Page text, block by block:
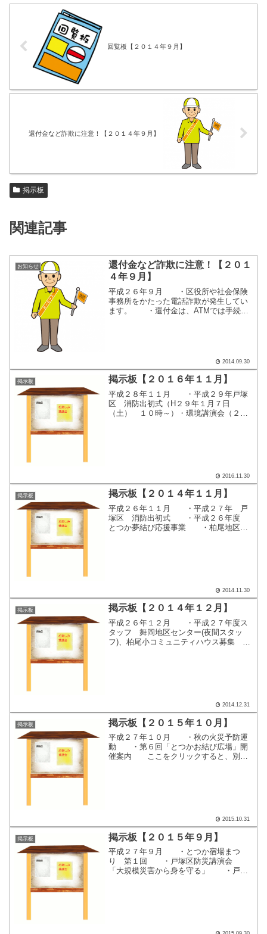
回覧板【２０１４年９月】
還付金など詐欺に注意！【２０１４年９月】
掲示板
関連記事
お知らせ
還付金など詐欺に注意！【２０１
４年９月】
平成２６年９月 ・区役所や社会保険
事務所をかたった電話詐欺が発生してい
ます。 ・還付金は、ATMでは手続き
2014.09.30
掲示板 掲示板【２０１６年１１月】
平成２８年１１月 ・平成２９年戸塚
区 消防出初式（H２９年１月７日
（土） １０時～）・環境講演会（２０
2016.11.30
掲示板 掲示板【２０１４年１１月】
平成２６年１１月 ・平成２７年 戸
塚区 消防出初式 ・平成２６年度
とつか夢結び応援事業 ・柏尾地区も
2014.11.30
掲示板 掲示板【２０１４年１２月】
平成２６年１２月 ・平成２７年度ス
タッフ 舞岡地区センター(夜間スタッ
フ)、柏尾小コミュニティハウス募集
2014.12.31
掲示板 掲示板【２０１５年１０月】
平成２７年１０月 ・秋の火災予防運
動 ・第６回「とつかお結び広場」開
催案内 ここをクリックすると、別画
2015.10.31
掲示板 掲示板【２０１５年９月】
平成２７年９月 ・とつか宿場まつ
り 第１回 ・戸塚区防災講演会
「大規模災害から身を守る」 ・戸塚